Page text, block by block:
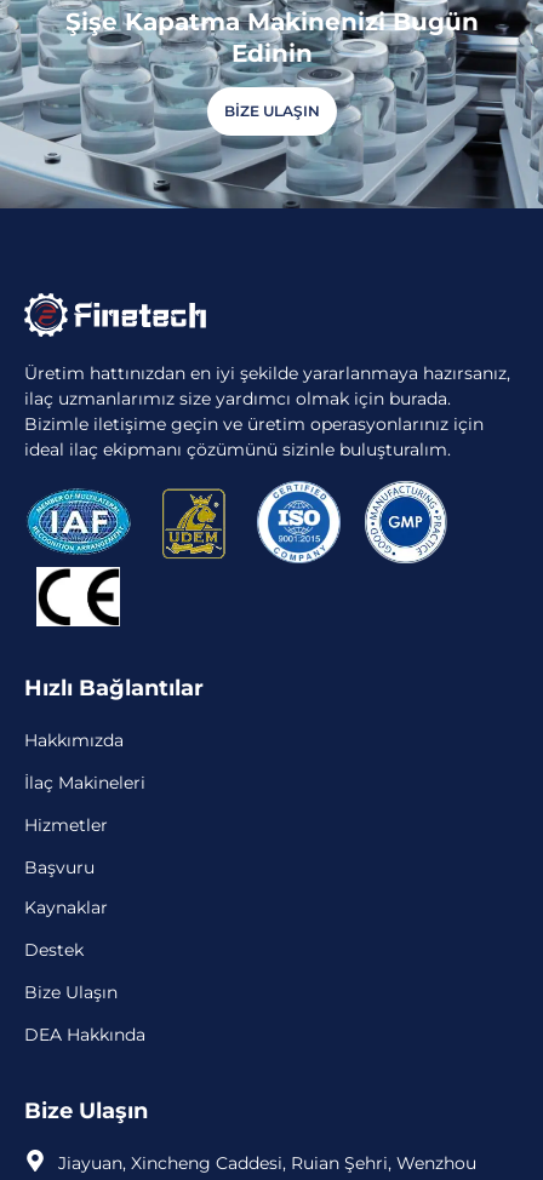
Şişe Kapatma Makinenizi Bugün
Edinin
BIZE ULAŞIN
Üretim hattınızdan en iyi şekilde yararlanmaya hazırsanız,
ilaç uzmanlarımız size yardımcı olmak için burada.
Bizimle iletişime geçin ve üretim operasyonlarınız için
ideal ilaç ekipmanı çözümünü sizinle buluşturalım.
Hızlı Bağlantılar
Hakkımızda
İlaç Makineleri
Hizmetler
Başvuru
Kaynaklar
Destek
Bize Ulaşın
DEA Hakkında
Bize Ulaşın
Jiayuan, Xincheng Caddesi, Ruian Şehri, Wenzhou